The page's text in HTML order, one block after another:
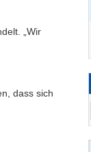
„Wir
dass sich